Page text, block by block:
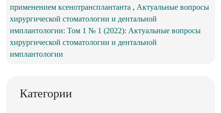
применением ксенотрансплантанта , Актуальные вопросы
хирургической стоматологии и дентальной
имплантологии: Том 1 № 1 (2022): Актуальные вопросы
хирургической стоматологии и дентальной
имплантологии
Категории